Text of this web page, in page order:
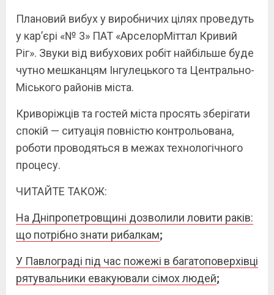
Плановий вибух у виробничих цілях проведуть
у кар’єрі «№ 3» ПАТ «АрселорМіттал Кривий
Ріг». Звуки від вибухових робіт найбільше буде
чутно мешканцям Інгулецького та Центрально-
Міського районів міста.
Криворіжців та гостей міста просять зберігати
спокій — ситуація повністю контрольована,
роботи проводяться в межах технологічного
процесу.
ЧИТАЙТЕ ТАКОЖ:
На Дніпропетровщині дозволили ловити раків:
що потрібно знати рибалкам;
У Павлограді під час пожежі в багатоповерхівці
рятувальники евакуювали сімох людей;